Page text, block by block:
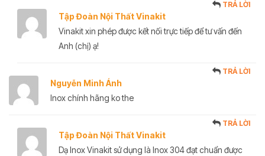
Tập Đoàn Nội Thất Vinakit
TRẢ LỜI
Vinakit xin phép được kết nối trực tiếp để tư vấn đến
Anh (chị) ạ!
Nguyễn Minh Ánh
TRẢ LỜI
Inox chính hãng ko the
Tập Đoàn Nội Thất Vinakit
TRẢ LỜI
Dạ Inox Vinakit sử dụng là Inox 304 đạt chuẩn được